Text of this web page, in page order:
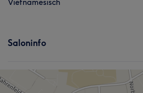
Vietnamesisch
Saloninfo